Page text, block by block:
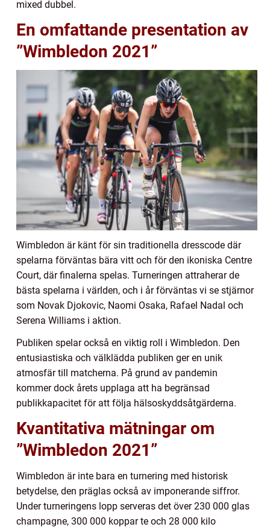
mixed dubbel.
En omfattande presentation av
”Wimbledon 2021”
Wimbledon är känt för sin traditionella dresscode där
spelarna förväntas bära vitt och för den ikoniska Centre
Court, där finalerna spelas. Turneringen attraherar de
bästa spelarna i världen, och i år förväntas vi se stjärnor
som Novak Djokovic, Naomi Osaka, Rafael Nadal och
Serena Williams i aktion.
Publiken spelar också en viktig roll i Wimbledon. Den
entusiastiska och välklädda publiken ger en unik
atmosfär till matcherna. På grund av pandemin
kommer dock årets upplaga att ha begränsad
publikkapacitet för att följa hälsoskyddsåtgärderna.
Kvantitativa mätningar om
”Wimbledon 2021”
Wimbledon är inte bara en turnering med historisk
betydelse, den präglas också av imponerande siffror.
Under turneringens lopp serveras det över 230 000 glas
champagne, 300 000 koppar te och 28 000 kilo